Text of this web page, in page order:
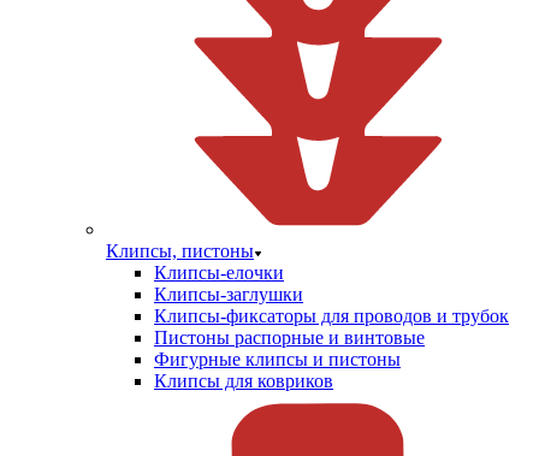
Клипсы, пистоны
Клипсы-елочки
Клипсы-заглушки
Клипсы-фиксаторы для проводов и трубок
Пистоны распорные и винтовые
Фигурные клипсы и пистоны
Клипсы для ковриков